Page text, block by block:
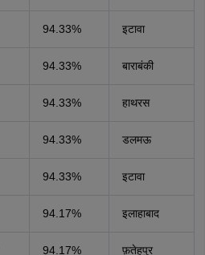
94.33% इटावा
94.33% बाराबंकी
94.33% हाथरस
94.33% डलमऊ
94.33% इटावा
94.17% इलाहाबाद
94.17% फ़तेहपुर